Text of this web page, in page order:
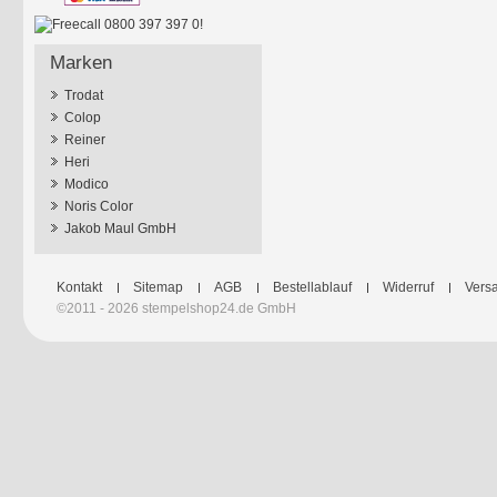
Marken
Trodat
Colop
Reiner
Heri
Modico
Noris Color
Jakob Maul GmbH
Kontakt Sitemap AGB Bestellablauf Widerruf
©2011 - 2026 stempelshop24.de GmbH